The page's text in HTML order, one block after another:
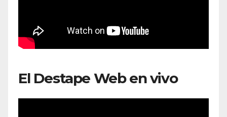
El Destape Web en vivo